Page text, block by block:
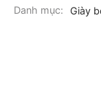
Danh mục:
Giày